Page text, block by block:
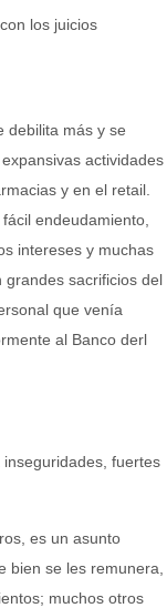
los juicios
debilita más y se
actividades
y en el retail.
endeudamiento,
intereses y muchas
sacrificios del
que venía
al Banco derl
fuertes
es un asunto
bien se les remunera,
muchos otros